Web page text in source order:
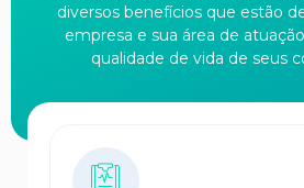
diversos benefícios que estão
empresa e sua área de
qualidade de vida de seus